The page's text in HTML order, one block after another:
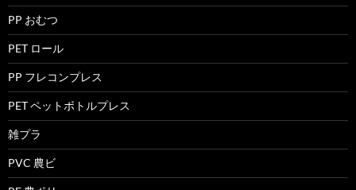
PP おむつ
PET ロール
PP フレコンプレス
PET ペットボトルプレス
雑プラ
PVC 農ビ